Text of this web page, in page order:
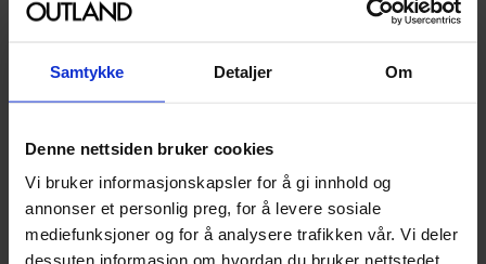
Samtykke Detaljer Om
Denne nettsiden bruker cookies
Vi bruker informasjonskapsler for å gi innhold og
annonser et personlig preg, for å levere sosiale
mediefunksjoner og for å analysere trafikken vår. Vi deler
dessuten informasjon om hvordan du bruker nettstedet
Kun 1 igjen